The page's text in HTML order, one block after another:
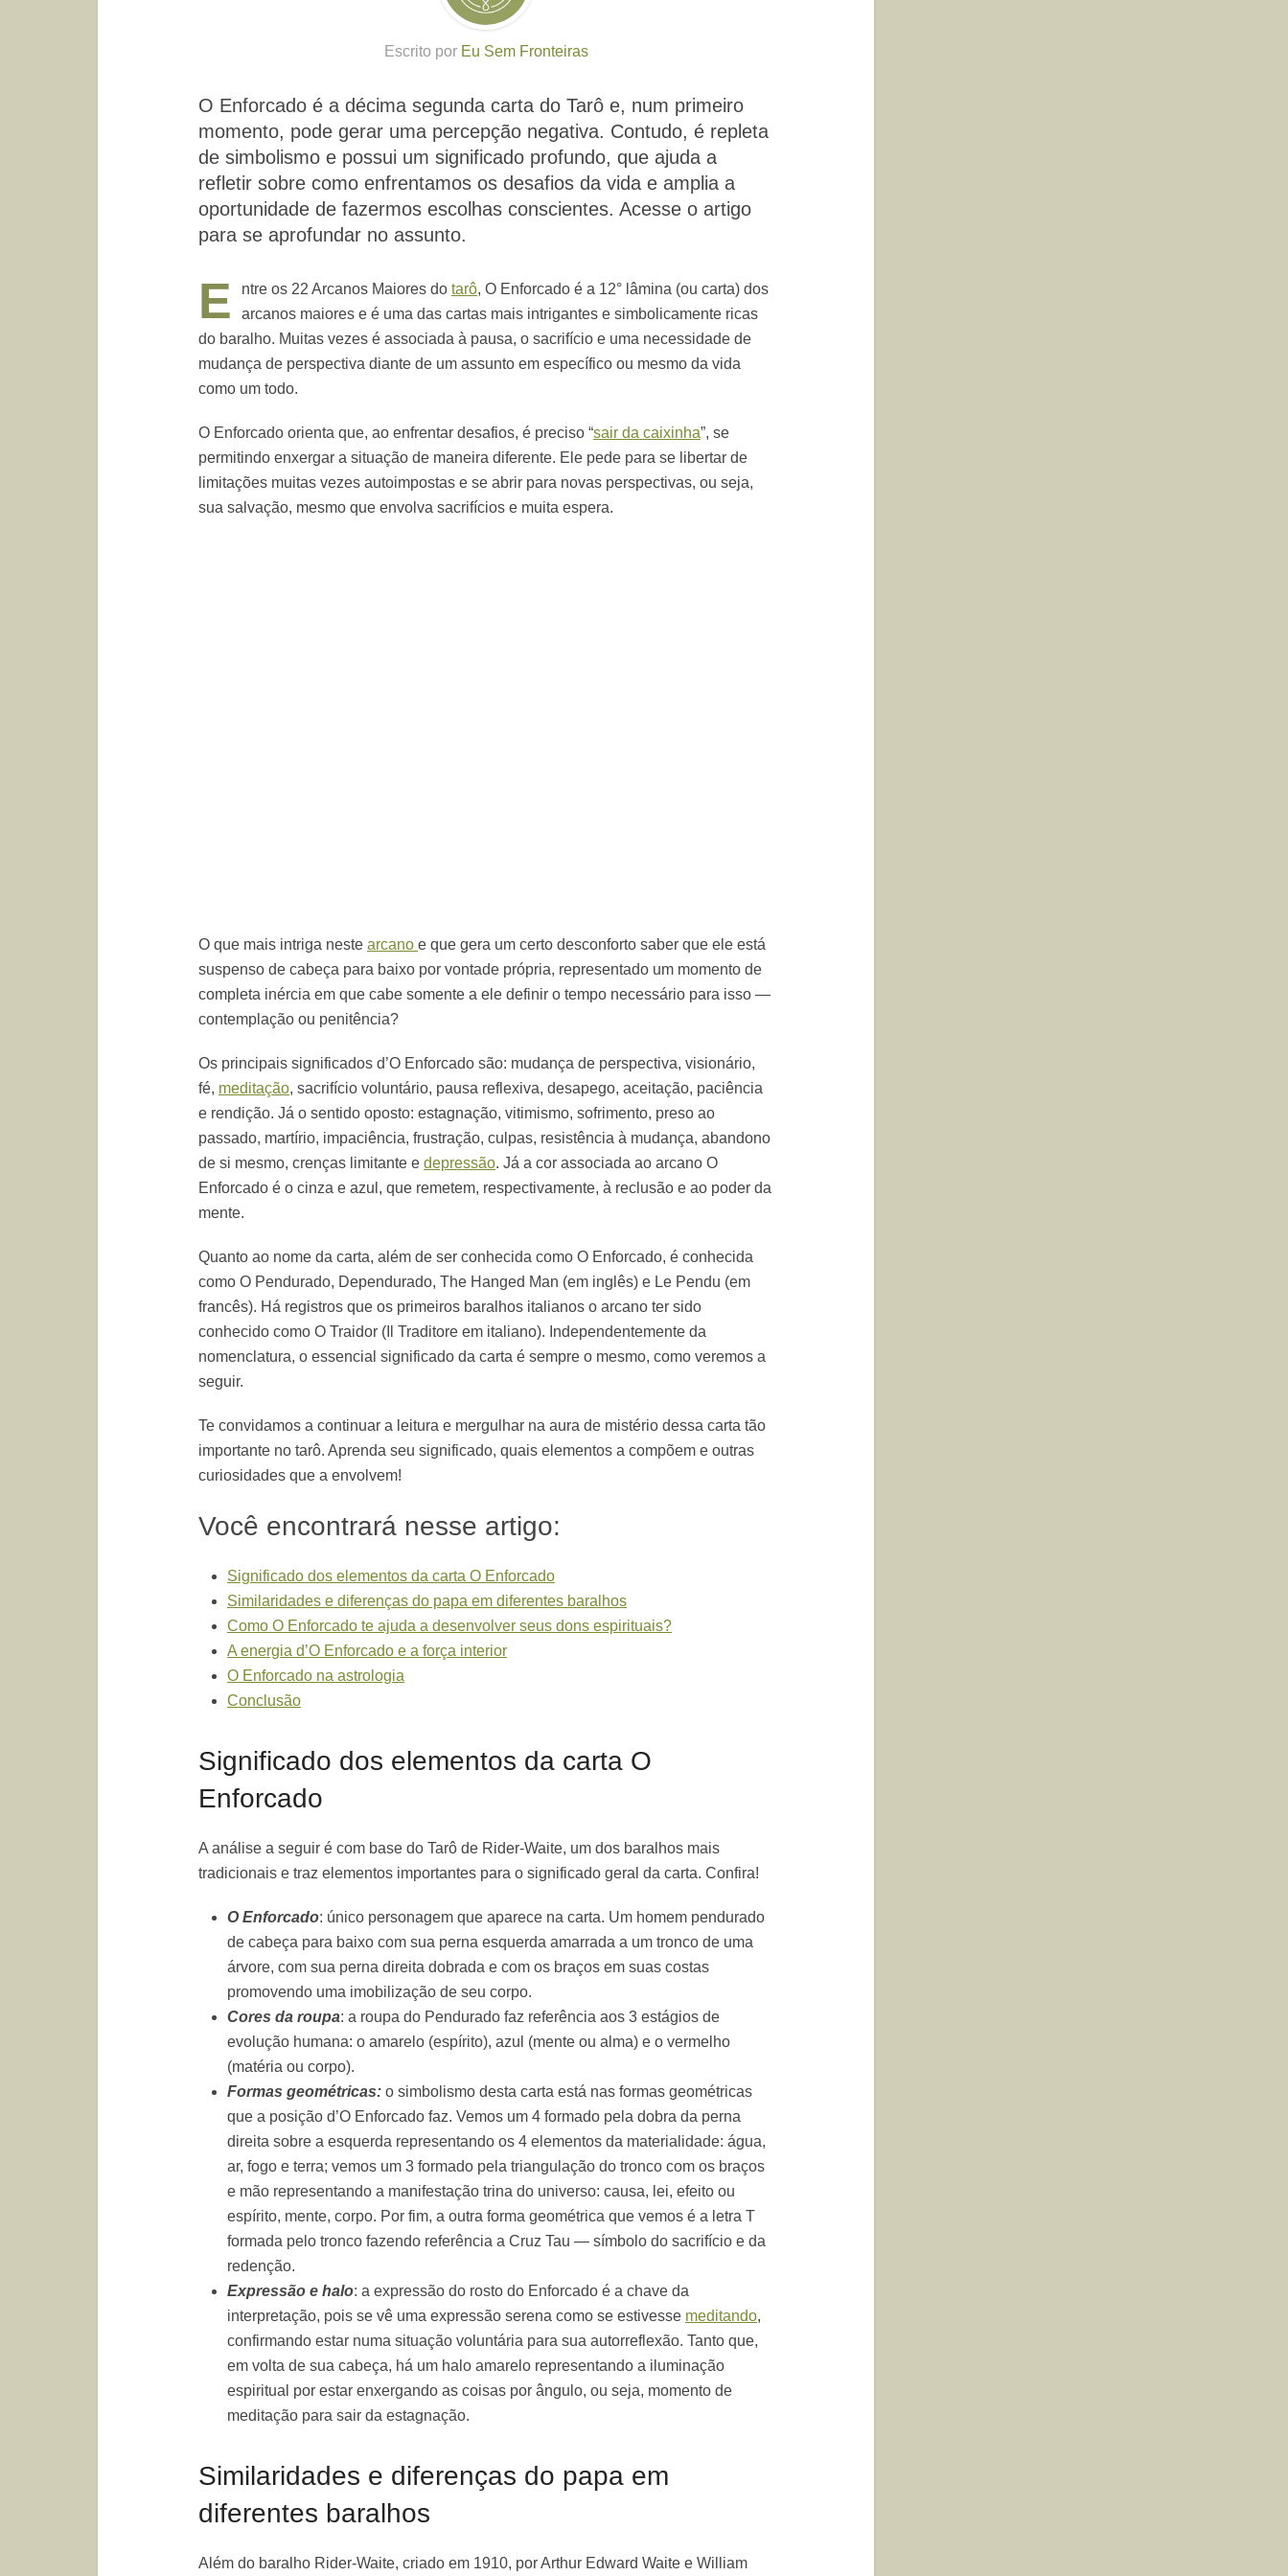
Escrito por Eu Sem Fronteiras
O Enforcado é a décima segunda carta do Tarô e, num primeiro
momento, pode gerar uma percepção negativa. Contudo, é repleta
de simbolismo e possui um significado profundo, que ajuda a
refletir sobre como enfrentamos os desafios da vida e amplia a
oportunidade de fazermos escolhas conscientes. Acesse o artigo
para se aprofundar no assunto.
E ntre os 22 Arcanos Maiores do tarô, O Enforcado é a 12° lâmina (ou carta) dos
arcanos maiores e é uma das cartas mais intrigantes e simbolicamente ricas
do baralho. Muitas vezes é associada à pausa, o sacrifício e uma necessidade de
mudança de perspectiva diante de um assunto em específico ou mesmo da vida
como um todo.
O Enforcado orienta que, ao enfrentar desafios, é preciso “sair da caixinha”, se
permitindo enxergar a situação de maneira diferente. Ele pede para se libertar de
limitações muitas vezes autoimpostas e se abrir para novas perspectivas, ou seja,
sua salvação, mesmo que envolva sacrifícios e muita espera.
O que mais intriga neste arcano e que gera um certo desconforto saber que ele está
suspenso de cabeça para baixo por vontade própria, representado um momento de
completa inércia em que cabe somente a ele definir o tempo necessário para isso —
contemplação ou penitência?
Os principais significados d’O Enforcado são: mudança de perspectiva, visionário,
fé, meditação, sacrifício voluntário, pausa reflexiva, desapego, aceitação, paciência
e rendição. Já o sentido oposto: estagnação, vitimismo, sofrimento, preso ao
passado, martírio, impaciência, frustração, culpas, resistência à mudança, abandono
de si mesmo, crenças limitante e depressão. Já a cor associada ao arcano O
Enforcado é o cinza e azul, que remetem, respectivamente, à reclusão e ao poder da
mente.
Quanto ao nome da carta, além de ser conhecida como O Enforcado, é conhecida
como O Pendurado, Dependurado, The Hanged Man (em inglês) e Le Pendu (em
francês). Há registros que os primeiros baralhos italianos o arcano ter sido
conhecido como O Traidor (Il Traditore em italiano). Independentemente da
nomenclatura, o essencial significado da carta é sempre o mesmo, como veremos a
seguir.
Te convidamos a continuar a leitura e mergulhar na aura de mistério dessa carta tão
importante no tarô. Aprenda seu significado, quais elementos a compõem e outras
curiosidades que a envolvem!
Você encontrará nesse artigo:
Significado dos elementos da carta O Enforcado
Similaridades e diferenças do papa em diferentes baralhos
Como O Enforcado te ajuda a desenvolver seus dons espirituais?
A energia d’O Enforcado e a força interior
O Enforcado na astrologia
Conclusão
Significado dos elementos da carta O
Enforcado
A análise a seguir é com base do Tarô de Rider-Waite, um dos baralhos mais
tradicionais e traz elementos importantes para o significado geral da carta. Confira!
O Enforcado: único personagem que aparece na carta. Um homem pendurado
de cabeça para baixo com sua perna esquerda amarrada a um tronco de uma
árvore, com sua perna direita dobrada e com os braços em suas costas
promovendo uma imobilização de seu corpo.
Cores da roupa: a roupa do Pendurado faz referência aos 3 estágios de
evolução humana: o amarelo (espírito), azul (mente ou alma) e o vermelho
(matéria ou corpo).
Formas geométricas: o simbolismo desta carta está nas formas geométricas
que a posição d’O Enforcado faz. Vemos um 4 formado pela dobra da perna
direita sobre a esquerda representando os 4 elementos da materialidade: água,
ar, fogo e terra; vemos um 3 formado pela triangulação do tronco com os braços
e mão representando a manifestação trina do universo: causa, lei, efeito ou
espírito, mente, corpo. Por fim, a outra forma geométrica que vemos é a letra T
formada pelo tronco fazendo referência a Cruz Tau — símbolo do sacrifício e da
redenção.
Expressão e halo: a expressão do rosto do Enforcado é a chave da
interpretação, pois se vê uma expressão serena como se estivesse meditando,
confirmando estar numa situação voluntária para sua autorreflexão. Tanto que,
em volta de sua cabeça, há um halo amarelo representando a iluminação
espiritual por estar enxergando as coisas por ângulo, ou seja, momento de
meditação para sair da estagnação.
Similaridades e diferenças do papa em
diferentes baralhos
Além do baralho Rider-Waite, criado em 1910, por Arthur Edward Waite e William